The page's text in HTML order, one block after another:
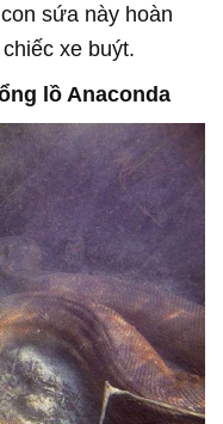
sứa này hoàn
xe buýt.
lồ Anaconda